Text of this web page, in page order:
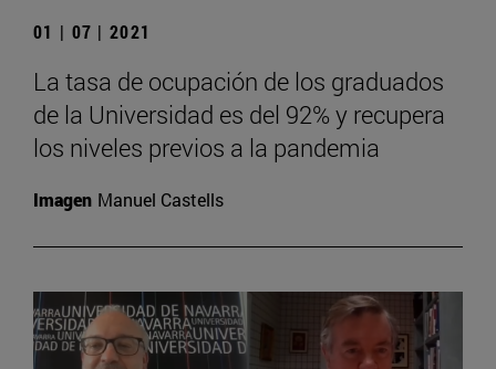
01 | 07 | 2021
La tasa de ocupación de los graduados
de la Universidad es del 92% y recupera
los niveles previos a la pandemia
Imagen Manuel Castells